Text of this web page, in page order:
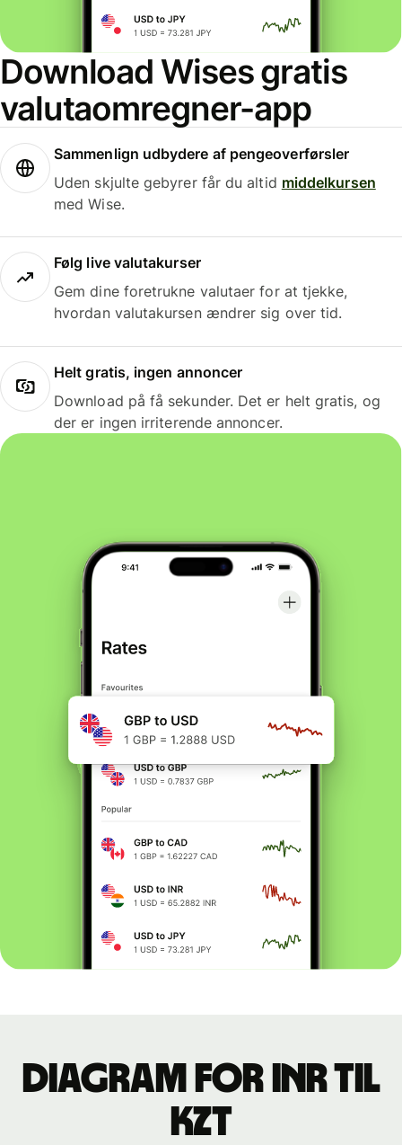
Download Wises gratis
valutaomregner-app
Sammenlign udbydere af pengeoverførsler
Uden skjulte gebyrer får du altid middelkursen
med Wise.
Følg live valutakurser
Gem dine foretrukne valutaer for at tjekke,
hvordan valutakursen ændrer sig over tid.
Helt gratis, ingen annoncer
Download på få sekunder. Det er helt gratis, og
der er ingen irriterende annoncer.
Diagram for INR til
KZT